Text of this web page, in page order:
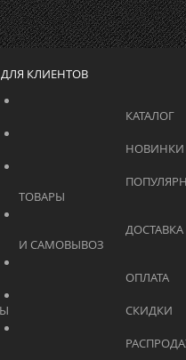
			    		КАРЬЕРА
ДЛЯ КЛИЕНТОВ